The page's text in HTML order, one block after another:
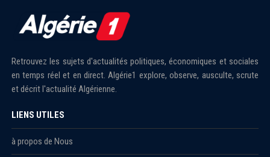
Retrouvez les sujets d'actualités politiques, économiques et sociales
en temps réel et en direct. Algérie1 explore, observe, ausculte, scrute
et décrit l'actualité Algérienne.
LIENS UTILES
à propos de Nous